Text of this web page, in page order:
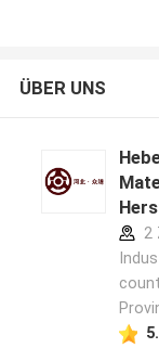
ÜBER UNS
2